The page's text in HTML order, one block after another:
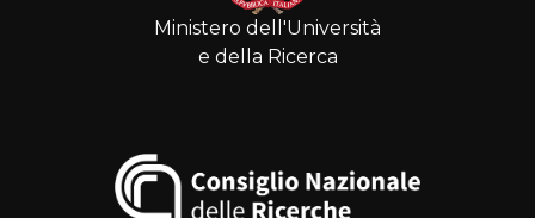
Ministero dell'Università
e della Ricerca